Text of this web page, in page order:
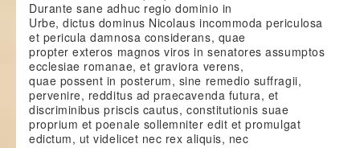
Durante sane adhuc regio dominio in
Urbe, dictus dominus Nicolaus incommoda periculosa
et pericula damnosa considerans, quae
propter exteros magnos viros in senatores assumptos
ecclesiae romanae, et graviora verens,
quae possent in posterum, sine remedio suffragii,
pervenire, redditus ad praecavenda futura, et
discriminibus priscis cautus, constitutionis suae
proprium et poenale sollemniter edit et promulgat
edictum, ut videlicet nec rex aliquis, nec